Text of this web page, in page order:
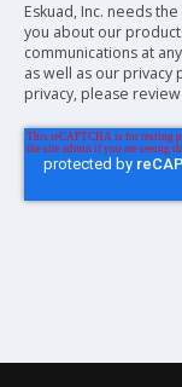
Eskuad, Inc. needs
you about our
communications at
as well as our
privacy, please